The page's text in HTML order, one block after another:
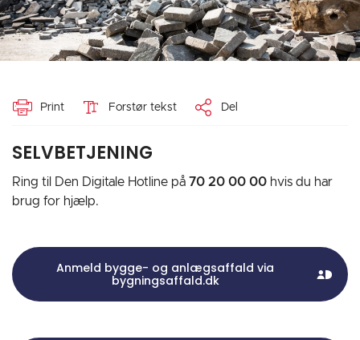
Print Forstør tekst Del
SELVBETJENING
Ring til Den Digitale Hotline på 70 20 00 00 hvis du har
brug for hjælp.
Anmeld bygge- og anlægsaffald via
bygningsaffald.dk
MitId
Ikon